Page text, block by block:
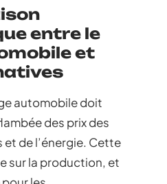
entre le
et
automobile doit
des prix des
de l’énergie. Cette
sur la production, et